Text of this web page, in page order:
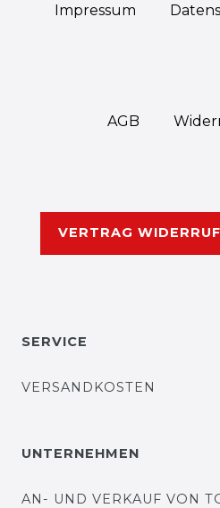
Impressum
AGB
VERTRAG
SERVICE
VERSANDKOSTEN
UNTERNEHMEN
AN- UND VERKAUF VON